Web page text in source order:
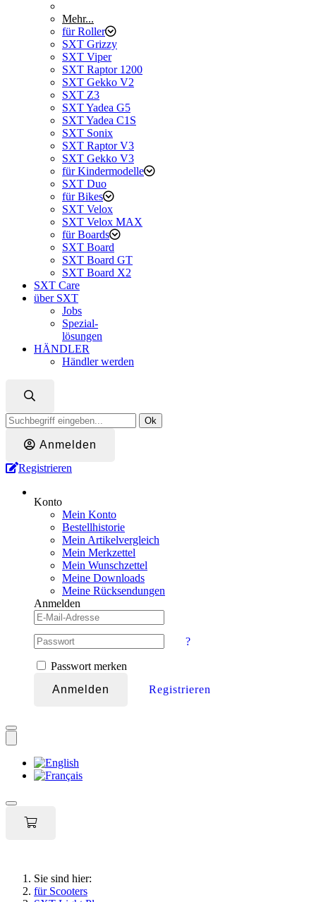
Mehr...
für Roller
SXT Grizzy
SXT Viper
SXT Raptor 1200
SXT Gekko V2
SXT Z3
SXT Yadea G5
SXT Yadea C1S
SXT Sonix
SXT Raptor V3
SXT Gekko V3
für Kindermodelle
SXT Duo
für Bikes
SXT Velox
SXT Velox MAX
für Boards
SXT Board
SXT Board GT
SXT Board X2
SXT Care
über SXT
Jobs
Spezial-
lösungen
HÄNDLER
Händler werden
Ok
Anmelden
Registrieren
Konto
Mein Konto
Bestellhistorie
Mein Artikelvergleich
Mein Merkzettel
Mein Wunschzettel
Meine Downloads
Meine Rücksendungen
Anmelden
?
Passwort merken
Anmelden
Registrieren
Toggle
navigation
Sie sind hier:
für Scooters